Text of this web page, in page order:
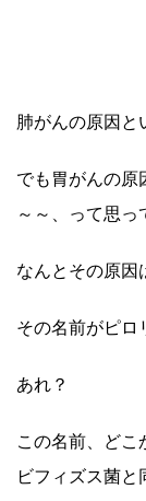
肺がんの原因と
でも胃がんの原
～～、って思っ
なんとその原因
その名前がピロ
あれ？
この名前、どこ
ビフィズス菌と